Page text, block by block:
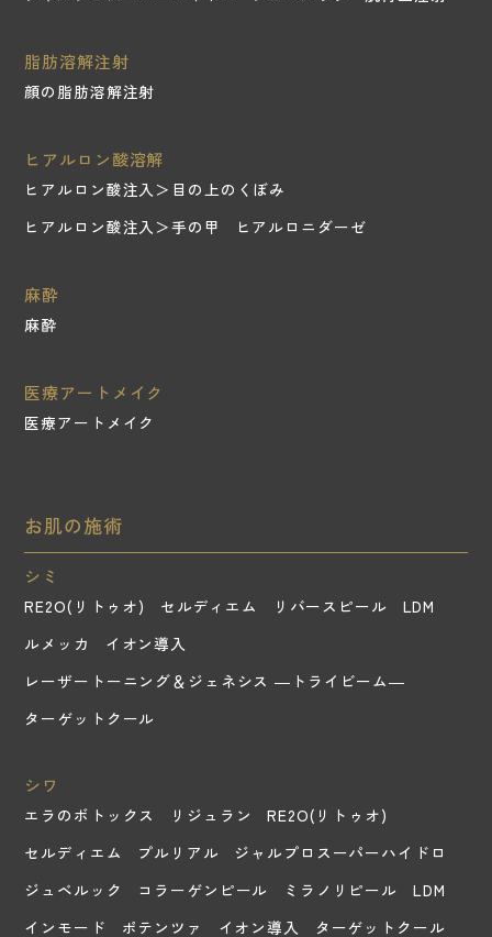
脂肪溶解注射
顔の脂肪溶解注射
ヒアルロン酸溶解
ヒアルロン酸注入＞目の上のくぼみ
ヒアルロン酸注入＞手の甲
ヒアルロニダーゼ
麻酔
麻酔
医療アートメイク
医療アートメイク
お肌の施術
シミ
RE2O(リトゥオ) セルディエム リバースピール
LDM
ルメッカ
イオン導入
レーザートーニング＆ジェネシス ―トライビーム―
ターゲットクール
シワ
エラのボトックス リジュラン
RE2O(リトゥオ)
セルディエム
プルリアル
ジャルプロスーパーハイドロ
ジュベルック
コラーゲンピール ミラノリピール
LDM
インモード
ポテンツァ イオン導入 ターゲットクール